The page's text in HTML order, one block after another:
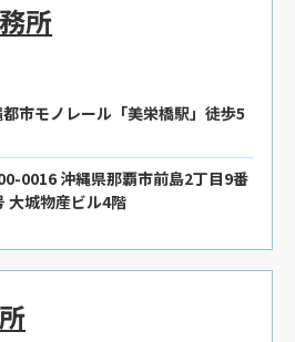
所
都市モノレール「美栄橋駅」徒歩5
0016 沖縄県那覇市前島2丁目9番
大城物産ビル4階